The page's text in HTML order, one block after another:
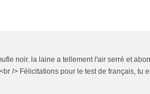
noir. la laine a tellement l'air serré et
/> Félicitations pour le test de français, tu